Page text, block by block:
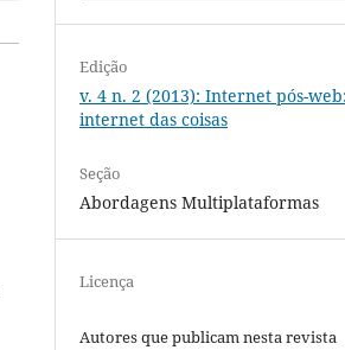
Edição
v. 4 n. 2 (2013): Internet pós-
internet das coisas
Seção
Abordagens Multiplataformas
Licença
Autores que publicam nesta revista